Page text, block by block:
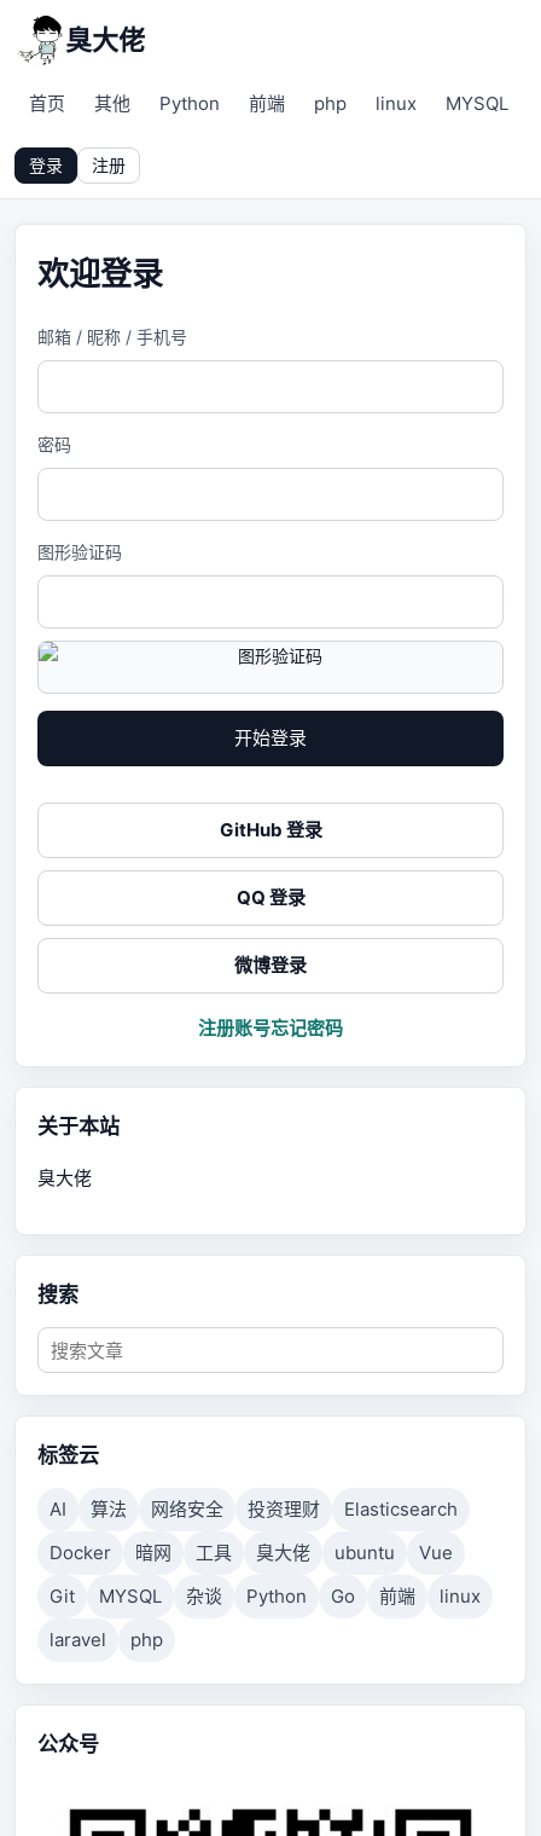
臭大佬
首页 其他 Python 前端 php linux MYSQL
登录 注册
欢迎登录
邮箱 / 昵称 / 手机号
密码
图形验证码
开始登录
GitHub 登录
QQ 登录
微博登录
注册账号忘记密码
关于本站
臭大佬
搜索
标签云
AI 算法 网络安全 投资理财
Elasticsearch
Docker
暗网 工具 臭大佬 ubuntu
Vue
Git
MYSQL 杂谈 Python Go 前端
linux
laravel
php
公众号